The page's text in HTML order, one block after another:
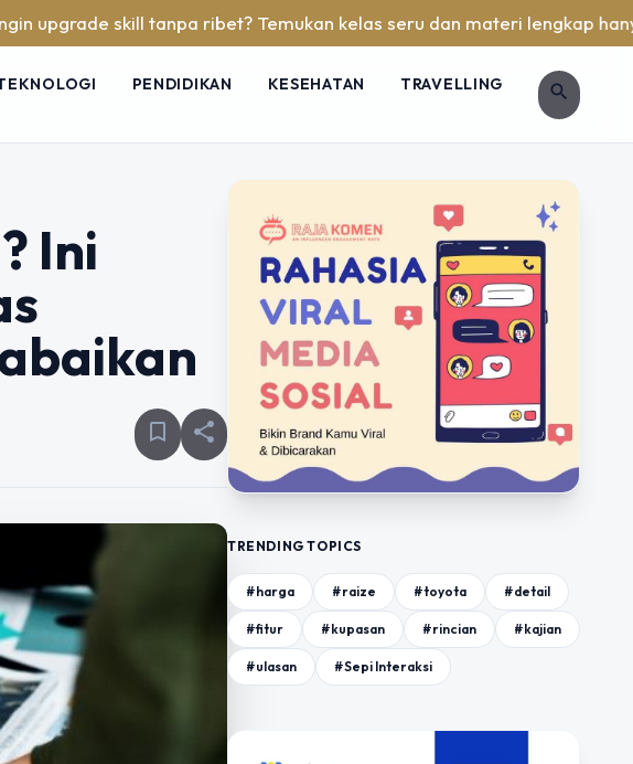
skill tanpa ribet? Temukan kelas seru dan materi lengkap hanya di
PENDIDIKAN KESEHATAN TRAVELLING search
Ini
bookmark_border share
TRENDING TOPICS
#harga #raize #toyota #detail
#fitur #kupasan #rincian #kajian
#ulasan #Sepi Interaksi